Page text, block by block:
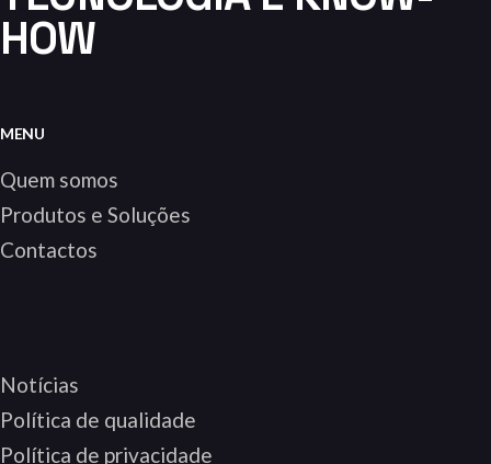
HOW
MENU
Quem somos
Produtos e Soluções
Contactos
Notícias
Política de qualidade
Política de privacidade